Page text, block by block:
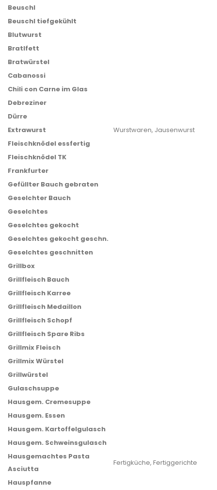
Beuschl
Beuschl tiefgekühlt
Blutwurst
Bratlfett
Bratwürstel
Cabanossi
Chili con Carne im Glas
Debreziner
Dürre
Extrawurst
Wurstwaren, Jausenwurst
Fleischknödel essfertig
Fleischknödel TK
Frankfurter
Gefüllter Bauch gebraten
Geselchter Bauch
Geselchtes
Geselchtes gekocht
Geselchtes gekocht geschn.
Geselchtes geschnitten
Grillbox
Grillfleisch Bauch
Grillfleisch Karree
Grillfleisch Medaillon
Grillfleisch Schopf
Grillfleisch Spare Ribs
Grillmix Fleisch
Grillmix Würstel
Grillwürstel
Gulaschsuppe
Hausgem. Cremesuppe
Hausgem. Essen
Hausgem. Kartoffelgulasch
Hausgem. Schweinsgulasch
Hausgemachtes Pasta
Asciutta
Fertigküche, Fertiggerichte
Hauspfanne